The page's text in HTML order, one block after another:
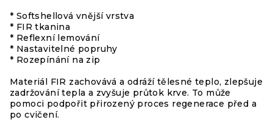
* Softshellová vnější vrstva
* FIR tkanina
* Reflexní lemování
* Nastavitelné popruhy
* Rozepínání na zip
Materiál FIR zachovává a odráží tělesné teplo, zlepšuje
zadržování tepla a zvyšuje průtok krve. To může
pomoci podpořit přirozený proces regenerace před a
po cvičení.